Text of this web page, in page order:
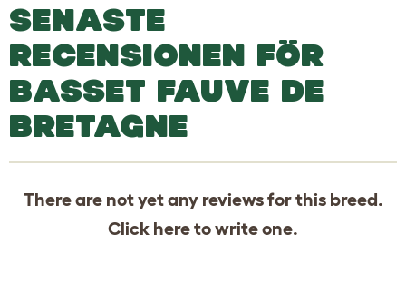
SENASTE
RECENSIONEN FÖR
BASSET FAUVE DE
BRETAGNE
There are not yet any reviews for this breed.
Click hereto write one.